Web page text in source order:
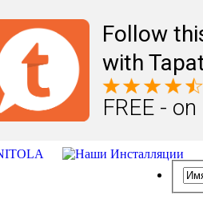
Follow
with
FREE -